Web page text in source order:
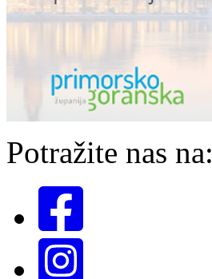
Potražite nas na: